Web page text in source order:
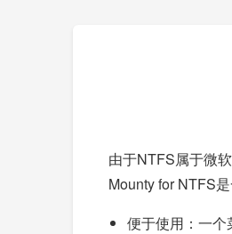
由于NTFS属于微
Mounty for NTFS
便于使用：一个